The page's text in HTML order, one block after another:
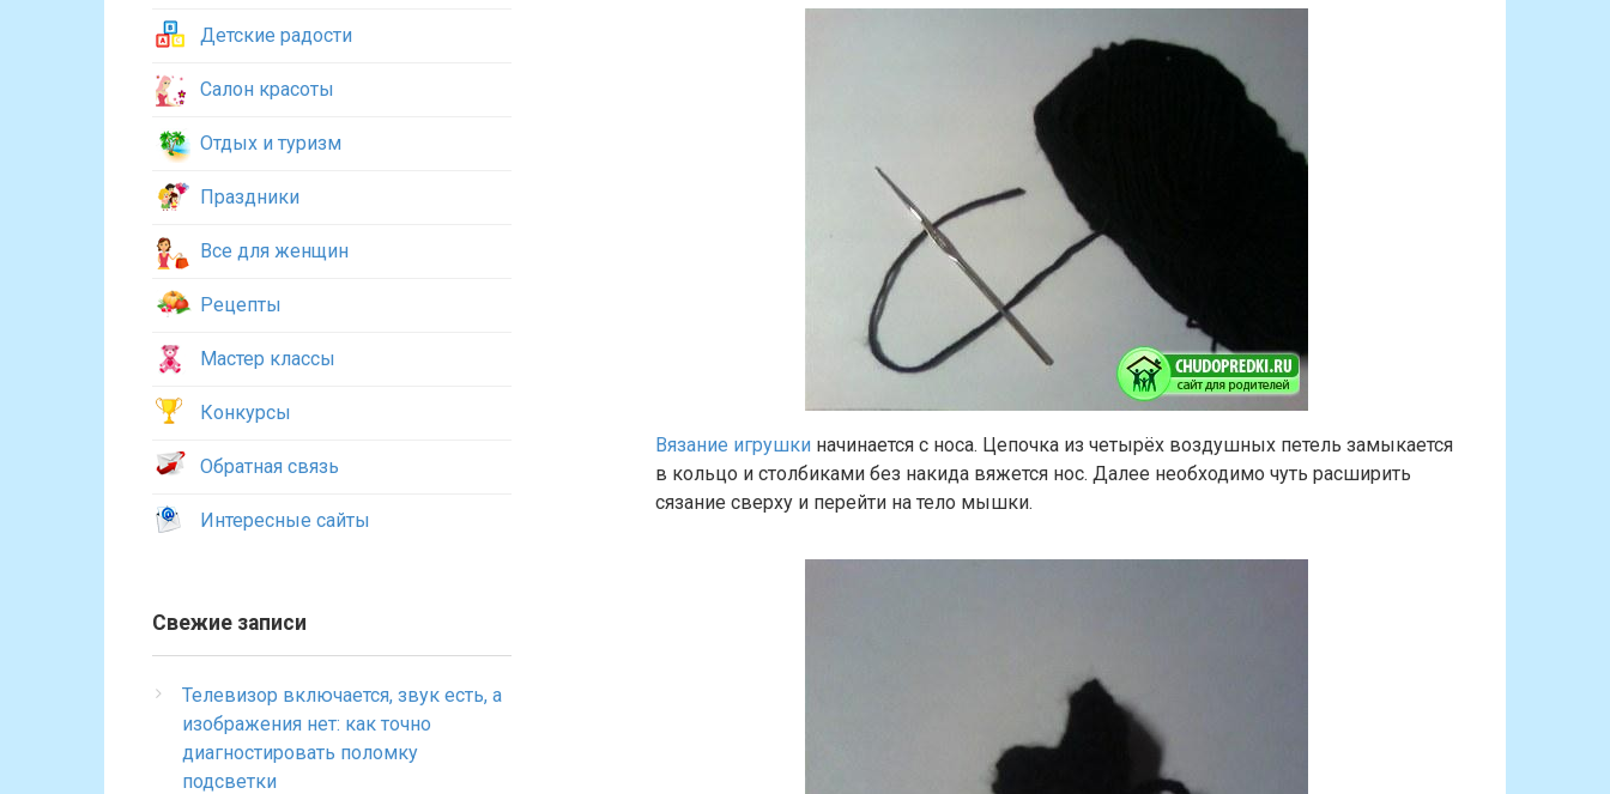
Вязание игрушки начинается с носа. Цепочка из четырёх воздушных петель замыкается
в кольцо и столбиками без накида вяжется нос. Далее необходимо чуть расширить
сязание сверху и перейти на тело мышки.
Детские радости
Салон красоты
Отдых и туризм
Праздники
Все для женщин
Рецепты
Мастер классы
Конкурсы
Обратная связь
Интересные сайты
Свежие записи
Телевизор включается, звук есть, а
изображения нет: как точно
диагностировать поломку
подсветки